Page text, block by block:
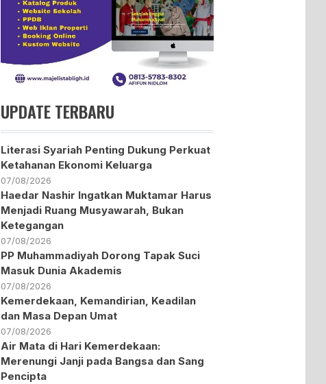
UPDATE TERBARU
Literasi Syariah Penting Dukung Perkuat
Ketahanan Ekonomi Keluarga
07/08/2026
Haedar Nashir Ingatkan Muktamar Harus
Menjadi Ruang Musyawarah, Bukan
Ketegangan
07/08/2026
PP Muhammadiyah Dorong Tapak Suci
Masuk Dunia Akademis
07/08/2026
Kemerdekaan, Kemandirian, Keadilan
dan Masa Depan Umat
07/08/2026
Air Mata di Hari Kemerdekaan:
Merenungi Janji pada Bangsa dan Sang
Pencipta